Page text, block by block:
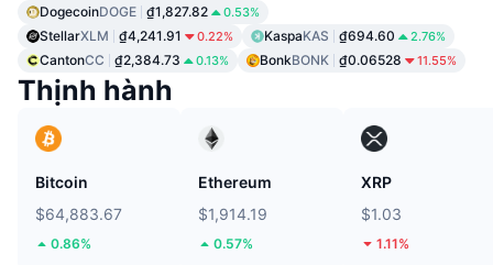
DogecoinDOGE ₫1,827.82 0.53%
StellarXLM ₫4,241.91 0.22% KaspaKAS ₫694.60 2.76%
CantonCC ₫2,384.73 0.13% BonkBONK ₫0.06528 11.55%
Thịnh hành
Bitcoin
$64,883.67
0.86%
Ethereum
$1,914.19
0.57%
XRP
$1.03
1.11%